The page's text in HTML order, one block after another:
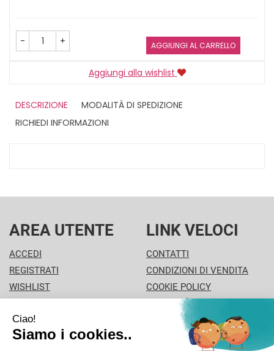
- + AGGIUNGI AL CARRELLO
Aggiungi alla wishlist
DESCRIZIONE
MODALITÀ DI SPEDIZIONE
RICHIEDI INFORMAZIONI
AREA UTENTE
ACCEDI
REGISTRATI
WISHLIST
NEWSLETTER
LINK VELOCI
CONTATTI
CONDIZIONI DI VENDITA
COOKIE POLICY
MODALITÀ DI PAGAMENTO
INFORMATIVA PRIVACY